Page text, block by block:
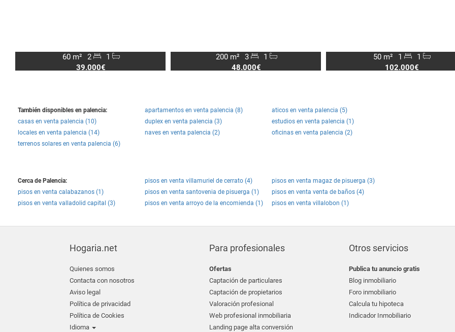
60 m² 2
1
39.000€
200 m² 3
1
48.000€
50 m² 1
1
102.000€
También disponibles en palencia: apartamentos en venta palencia (8)
aticos en venta palencia (5)
casas en venta palencia (10)
duplex en venta palencia (3)
estudios en venta palencia (1)
locales en venta palencia (14)
naves en venta palencia (2)
oficinas en venta palencia (2)
terrenos solares en venta palencia (6)
Cerca de Palencia: pisos en venta villamuriel de cerrato (4)
pisos en venta magaz de pisuerga (3)
pisos en venta calabazanos (1)
pisos en venta santovenia de pisuerga (1)
pisos en venta venta de baños (4)
pisos en venta valladolid capital (3)
pisos en venta arroyo de la encomienda (1) pisos en venta villalobon (1)
Hogaria.net
Quienes somos
Contacta con nosotros
Aviso legal
Política de privacidad
Política de Cookies
Idioma
Para profesionales
Ofertas
Captación de particulares
Captación de propietarios
Valoración profesional
Web profesional inmobiliaria
Landing page alta conversión
Otros servicios
Publica tu anuncio gratis
Blog inmobiliario
Foro inmobiliario
Calcula tu hipoteca
Indicador Inmobiliario